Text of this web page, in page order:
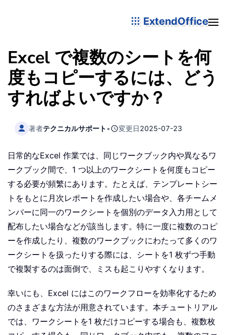
ExtendOffice
Excel で複数のシートを何
度もコピーするには、どう
すればよいですか？
著者テクニカルサポート• 変更日2025-07-23
日常的なExcel 作業では、同じワークブック内や異なるワ
ークブック間で、1 つ以上のワークシートを何度もコピー
する必要が頻繁にあります。たとえば、テンプレートシー
トをもとに月次レポートを作成したい場合や、各チームメ
ンバーに同一のワークシートを個別のデータ入力用として
配布したい場合などが該当します。特に一度に複数のコピ
ーを作成したり、複数のワークブックにわたって多くのワ
ークシートを扱ったりする際には、シートを1 枚ずつ手動
で複製するのは面倒で、ミスも起こりやすくなります。
幸いにも、Excel にはこのワークフローを効率化するため
のさまざまな方法が用意されています。本チュートリアル
では、ワークシートを1 枚だけコピーする場合も、複数枚